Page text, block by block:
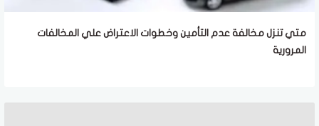
متي تنزل مخالفة عدم التأمين وخطوات الاعتراض علي المخالفات
المرورية